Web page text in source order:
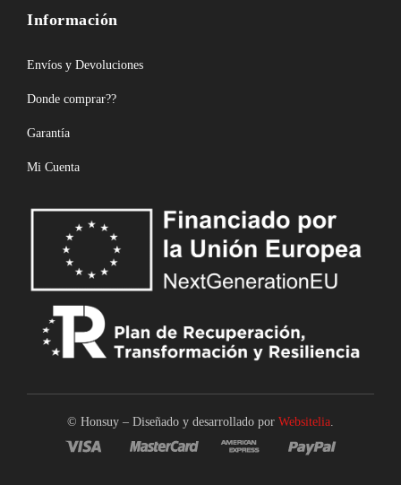
Información
Envíos y Devoluciones
Donde comprar??
Garantía
Mi Cuenta
© Honsuy – Diseñado y desarrollado por Websitelia.